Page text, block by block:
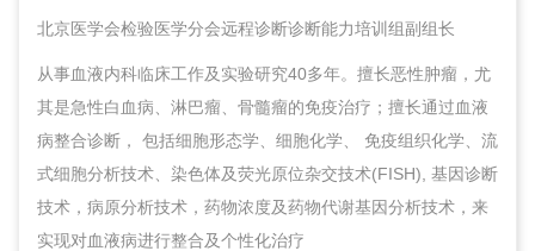
北京医学会检验医学分会远程诊断诊断能力培训组副组长
从事血液内科临床工作及实验研究40多年。擅长恶性肿瘤，尤
其是急性白血病、淋巴瘤、骨髓瘤的免疫治疗；擅长通过血液
病整合诊断， 包括细胞形态学、细胞化学、 免疫组织化学、流
式细胞分析技术、染色体及荧光原位杂交技术(FISH), 基因诊断
技术，病原分析技术，药物浓度及药物代谢基因分析技术，来
实现对血液病进行整合及个性化治疗